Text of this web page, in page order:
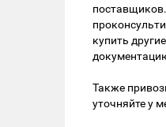
купить
Также
уточняйте у